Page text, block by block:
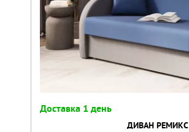
Доставка 1 день
ДИВАН РЕМИКС